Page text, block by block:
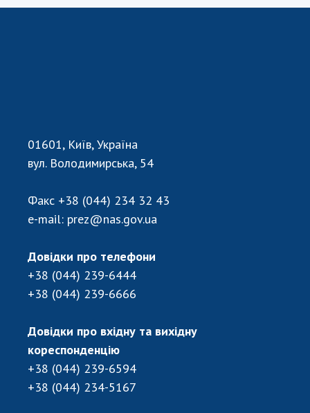
Річні фінансові звіти НАН України
Оцінювання ефективності діяльності
наукових установ
Відкрита наука в НАН України
Підготовка наукових кадрів
Робота з молоддю
МІЖНАРОДНЕ СПІВРОБІТНИЦТВО
Членство в міжнародних організаціях
Міжнародні угоди
Міжнародні програми та конкурси
01601, Київ, Україна
вул. Володимирська, 54
Факс +38 (044) 234 32 43
e-mail: prez@nas.gov.ua
Довідки про телефони
+38 (044) 239-6444
+38 (044) 239-6666
Довідки про вхідну та вихідну
кореспонденцію
+38 (044) 239-6594
+38 (044) 234-5167